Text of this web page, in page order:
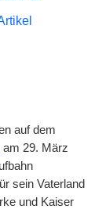
auf dem
am 29. März
sein Vaterland
und Kaiser